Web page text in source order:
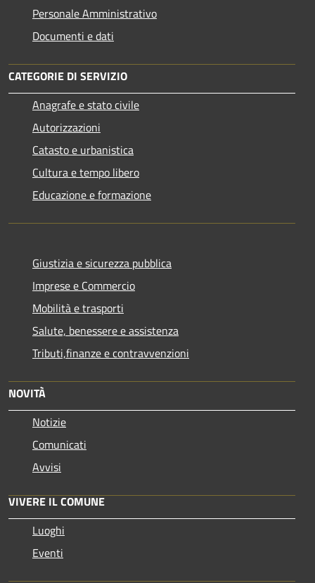
Personale Amministrativo
Documenti e dati
CATEGORIE DI SERVIZIO
Anagrafe e stato civile
Autorizzazioni
Catasto e urbanistica
Cultura e tempo libero
Educazione e formazione
Giustizia e sicurezza pubblica
Imprese e Commercio
Mobilità e trasporti
Salute, benessere e assistenza
Tributi,finanze e contravvenzioni
NOVITÀ
Notizie
Comunicati
Avvisi
VIVERE IL COMUNE
Luoghi
Eventi